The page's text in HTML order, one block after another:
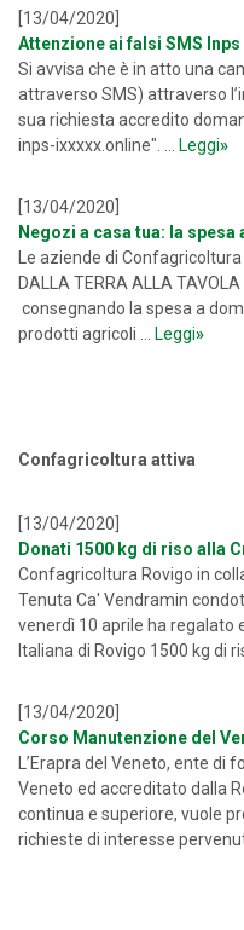
[13/04/2020]
Attenzione ai falsi SMS Inps
Si avvisa che è in atto una
attraverso SMS) attraverso
sua richiesta accredito
inps-ixxxxx.online". ...
Leggi»
[13/04/2020]
Negozi a casa tua: la
Le aziende di
DALLA TERRA ALLA
consegnando la spesa a
prodotti agricoli ...
Leggi»
Confagricoltura attiva
[13/04/2020]
Donati 1500 kg di riso alla
Confagricoltura Rovigo in
Tenuta Ca' Vendramin
venerdì 10 aprile ha regalato
Italiana di Rovigo 1500 kg di
[13/04/2020]
Corso Manutenzione del
L’Erapra del Veneto, ente di
Veneto ed accreditato dalla
continua e superiore, vuole
richieste di interesse